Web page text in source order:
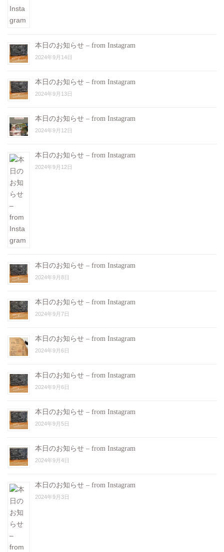
本日のお知らせ – from Instagram
2024年9月14日
本日のお知らせ – from Instagram
2024年9月13日
本日のお知らせ – from Instagram
2024年9月12日
本日のお知らせ – from Instagram
2024年9月12日
本日のお知らせ – from Instagram
2024年9月8日
本日のお知らせ – from Instagram
2024年9月7日
本日のお知らせ – from Instagram
2024年9月6日
本日のお知らせ – from Instagram
2024年9月6日
本日のお知らせ – from Instagram
2024年9月5日
本日のお知らせ – from Instagram
2024年9月4日
本日のお知らせ – from Instagram
2024年9月3日